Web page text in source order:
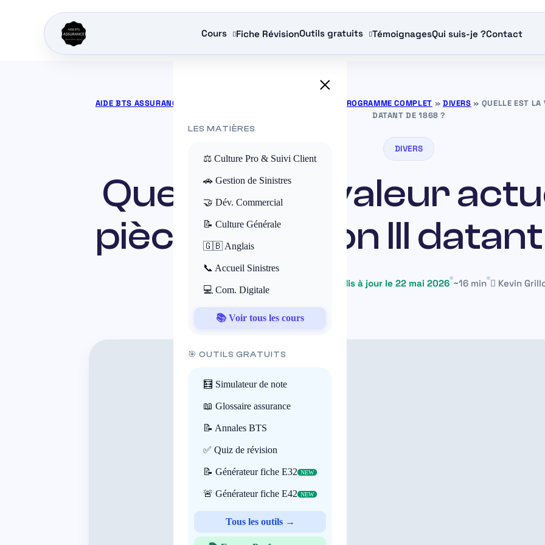
Cours Fiche RévisionOutils gratuits TémoignagesQui suis-je ?Contact
×
LES MATIÈRES
⚖️ Culture Pro & Suivi Client
🚗 Gestion de Sinistres
🤝 Dév. Commercial
📝 Culture Générale
🇬🇧 Anglais
📞 Accueil Sinistres
💻 Com. Digitale
📚 Voir tous les cours
🎯 OUTILS GRATUITS
🧮 Simulateur de note
📖 Glossaire assurance
📝 Annales BTS
✅ Quiz de révision
📝 Générateur fiche E32 NEW
🚨 Générateur fiche E42 NEW
Tous les outils →
AIDE BTS ASSURANCE COURS BTS ASSURANCE GRATUITS — PROGRAMME COMPLET » DIVERS » QUELLE EST LA
DATANT DE 1868 ?
DIVERS
Quelle est la valeur
pièce Napoléon III
Mis à jour le 22 mai 2026 ~16 min Kevin